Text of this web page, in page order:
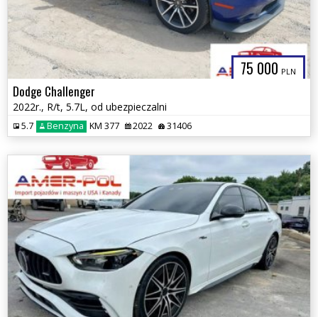
75 000 PLN
Dodge Challenger
2022r., R/t, 5.7L, od ubezpieczalni
5.7 Benzyna KM 377 2022 31406